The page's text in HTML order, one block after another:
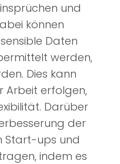
und
können
Daten
werden,
Dies kann
Arbeit erfolgen,
Darüber
der
Start-ups und
indem es